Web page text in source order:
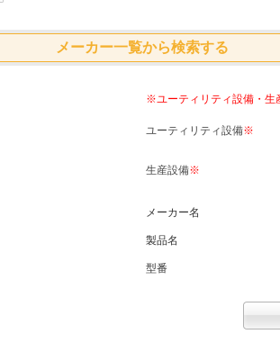
メーカー一覧から検索する
※ユーティリティ設備・生
ユーティリティ設備※
生産設備※
メーカー名
製品名
型番